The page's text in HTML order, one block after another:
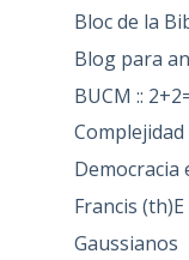
Bloc de la
Blog para
BUCM ::
Complejidad
Democracia
Francis
Gaussianos